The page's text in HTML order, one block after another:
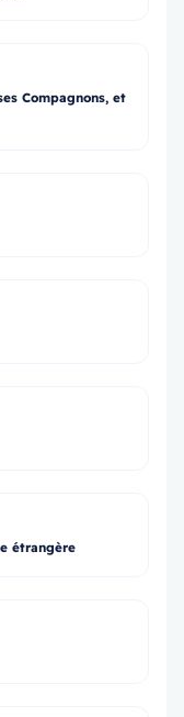
Compagnons, et
étrangère